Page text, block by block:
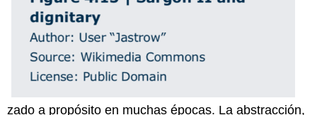
zado a propósito en muchas épocas. La abstracción,